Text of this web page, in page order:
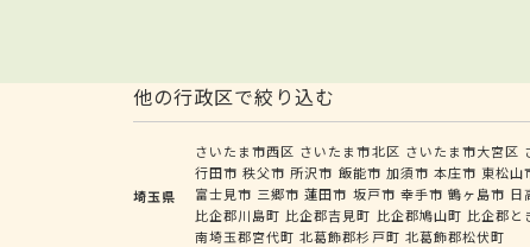
他の行政区で絞り込む
埼玉県
さいたま市西区 さいたま市北区 さいたま市大宮区
行田市 秩父市 所沢市 飯能市 加須市 本庄市 東松山
富士見市 三郷市 蓮田市 坂戸市 幸手市 鶴ヶ島市 日
比企郡川島町 比企郡吉見町 比企郡鳩山町 比企郡と
南埼玉郡宮代町 北葛飾郡杉戸町 北葛飾郡松伏町